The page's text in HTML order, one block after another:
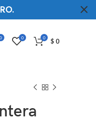
0 0 0 $ 0
.